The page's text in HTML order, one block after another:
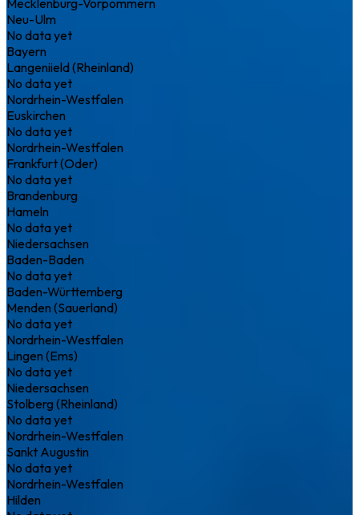
Neu-Ulm
No data yet
Bayern
Langeniield (Rheinland)
No data yet
Nordrhein-Westfalen
Euskirchen
No data yet
Nordrhein-Westfalen
Frankfurt (Oder)
No data yet
Brandenburg
Hameln
No data yet
Niedersachsen
Baden-Baden
No data yet
Baden-Württemberg
Menden (Sauerland)
No data yet
Nordrhein-Westfalen
Lingen (Ems)
No data yet
Niedersachsen
Stolberg (Rheinland)
No data yet
Nordrhein-Westfalen
Sankt Augustin
No data yet
Nordrhein-Westfalen
Hilden